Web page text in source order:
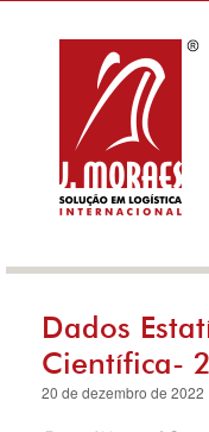
Dados
Científica-
20 de dezembro de 2022